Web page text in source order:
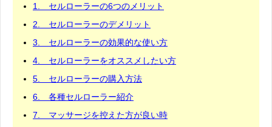
1. セルローラーの6つのメリット
2. セルローラーのデメリット
3. セルローラーの効果的な使い方
4. セルローラーをオススメしたい方
5. セルローラーの購入方法
6. 各種セルローラー紹介
7. マッサージを控えた方が良い時